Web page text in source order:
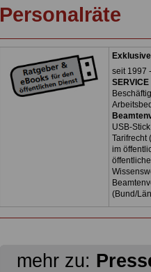
Personalräte
seit 1997
USB-
Tarifrecht
im
(Bund/
mehr zu: